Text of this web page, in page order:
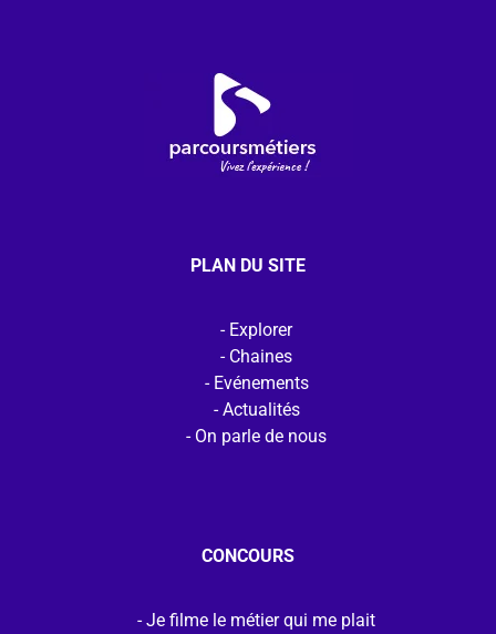
PLAN DU SITE
Explorer
Chaines
Evénements
Actualités
On parle de nous
CONCOURS
Je filme le métier qui me plait